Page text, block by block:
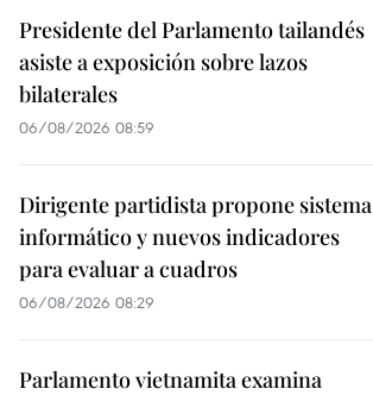
Presidente del Parlamento tailandés
asiste a exposición sobre lazos
bilaterales
06/08/2026 08:59
Dirigente partidista propone sistema
informático y nuevos indicadores
para evaluar a cuadros
06/08/2026 08:29
Parlamento vietnamita examina